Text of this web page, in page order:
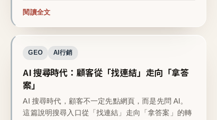
閱讀全文
GEO AI行銷
AI 搜尋時代：顧客從「找連結」走向「拿答
案」
AI 搜尋時代，顧客不一定先點網頁，而是先問 AI。
這篇說明搜尋入口從「找連結」走向「拿答案」的轉